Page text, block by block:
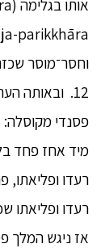
וחסר־מוסר
12. ובאותה
פסנדי מקוסלה:
מיד אחז פחד
רעדו ופליאתו,
רעדו ופליאתו
אז ניגש המלך